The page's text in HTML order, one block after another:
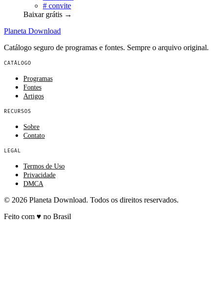
# convite
Baixar grátis →
Planeta Download
Catálogo seguro de programas e fontes. Sempre o arquivo original.
CATÁLOGO
Programas
Fontes
Artigos
RECURSOS
Sobre
Contato
LEGAL
Termos de Uso
Privacidade
DMCA
© 2026 Planeta Download. Todos os direitos reservados.
Feito com ♥ no Brasil